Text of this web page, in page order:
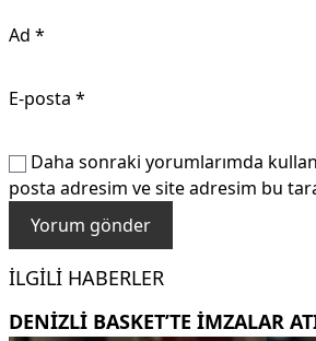
Ad *
E-posta *
Daha sonraki yorumlarımda
posta adresim ve site adresim bu
İLGILI HABERLER
DENİZLİ BASKET’TE İMZALAR